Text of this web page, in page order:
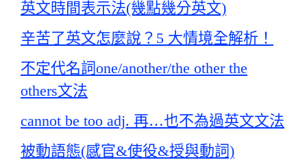
英文時間表示法(幾點幾分英文)
辛苦了英文怎麼說？5 大情境全解析！
不定代名詞one/another/the other the
others文法
cannot be too adj. 再…也不為過英文文法
被動語態(感官&使役&授與動詞)